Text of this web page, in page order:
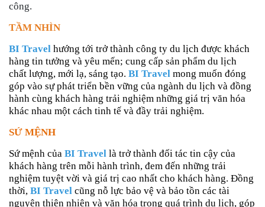
công.
TẦM NHÌN
BI Travel hướng tới trở thành công ty du lịch được khách
hàng tin tưởng và yêu mến; cung cấp sản phẩm du lịch
chất lượng, mới lạ, sáng tạo. BI Travel mong muốn đóng
góp vào sự phát triển bền vững của ngành du lịch và đồng
hành cùng khách hàng trải nghiệm những giá trị văn hóa
khác nhau một cách tinh tế và đầy trải nghiệm.
SỨ MỆNH
Sứ mệnh của BI Travel là trở thành đối tác tin cậy của
khách hàng trên mỗi hành trình, đem đến những trải
nghiệm tuyệt vời và giá trị cao nhất cho khách hàng. Đồng
thời, BI Travel cũng nỗ lực bảo vệ và bảo tồn các tài
nguyên thiên nhiên và văn hóa trong quá trình du lịch, góp